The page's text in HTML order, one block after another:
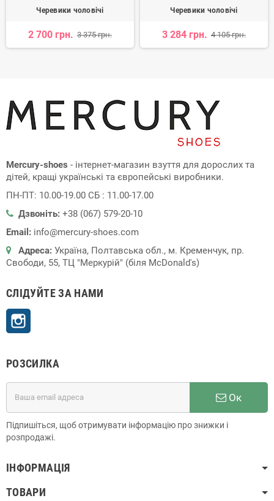
Черевики чоловічі
2 700 грн. 3 375 грн.
Черевики чоловічі
3 284 грн. 4 105 грн.
Mercury-shoes - інтернет-магазин взуття для дорослих та
дітей, кращі українські та європейські виробники.
ПН-ПТ: 10.00-19.00 СБ : 11.00-17.00
Дзвоніть: +38 (067) 579-20-10
Email: info@mercury-shoes.com
Адреса: Україна, Полтавська обл., м. Кременчук, пр.
Свободи, 55, ТЦ "Меркурій" (біля McDonald's)
СЛІДУЙТЕ ЗА НАМИ
РОЗСИЛКА
Ок
Підпишіться, щоб отримувати інформацію про знижки і
розпродажі.
ІНФОРМАЦІЯ
ТОВАРИ